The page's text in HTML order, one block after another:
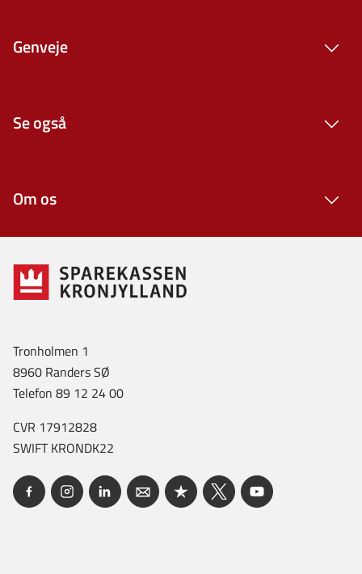
Genveje
Se også
Om os
Tronholmen 1
8960 Randers SØ
Telefon 89 12 24 00
CVR 17912828
SWIFT KRONDK22